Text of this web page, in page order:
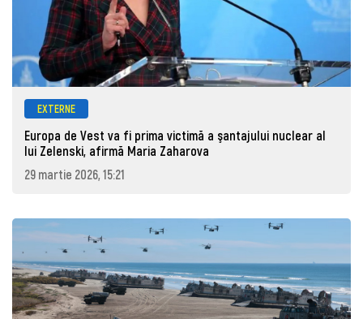
EXTERNE
Europa de Vest va fi prima victimă a şantajului nuclear al
lui Zelenski, afirmă Maria Zaharova
29 martie 2026, 15:21